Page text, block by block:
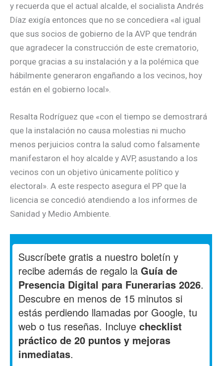
y recuerda que el actual alcalde, el socialista Andrés
Díaz exigía entonces que no se concediera «al igual
que sus socios de gobierno de la AVP que tendrán
que agradecer la construcción de este crematorio,
porque gracias a su instalación y a la polémica que
hábilmente generaron engañando a los vecinos, hoy
están en el gobierno local».
Resalta Rodríguez que «con el tiempo se demostrará
que la instalación no causa molestias ni mucho
menos perjuicios contra la salud como falsamente
manifestaron el hoy alcalde y AVP, asustando a los
vecinos con un objetivo únicamente político y
electoral». A este respecto asegura el PP que la
licencia se concedió atendiendo a los informes de
Sanidad y Medio Ambiente.